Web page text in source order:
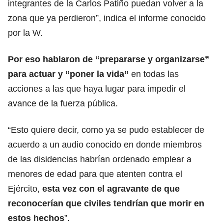
integrantes de la Carlos Patiño puedan volver a la
zona que ya perdieron”, indica el informe conocido
por la W.
Por eso hablaron de “prepararse y organizarse”
para actuar y “poner la vida” en todas las
acciones a las que haya lugar para impedir el
avance de la fuerza pública.
“Esto quiere decir, como ya se pudo establecer de
acuerdo a un audio conocido en donde miembros
de las disidencias habrían ordenado emplear a
menores de edad para que atenten contra el
Ejército, esta vez con el agravante de que
reconocerían que civiles tendrían que morir en
estos hechos”.